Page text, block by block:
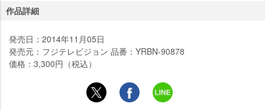
作品詳細
発売日：2014年11月05日
発売元：フジテレビジョン 品番：YRBN-90878
価格：3,300円（税込）